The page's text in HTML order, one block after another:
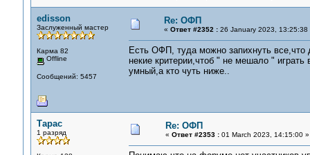
edisson
Заслуженный мастер
Карма 82
Offline
Сообщений: 5457
Re: ОФП
« Ответ #2352 :26 January 2023, 13:25:38
Есть ОФП, туда можно запихнуть
некие критерии,чтоб " не мешало "
умный,а кто чуть ниже..
Тарас
1 разряд
Re: ОФП
« Ответ #2353 :01 March 2023, 14:15:00 »